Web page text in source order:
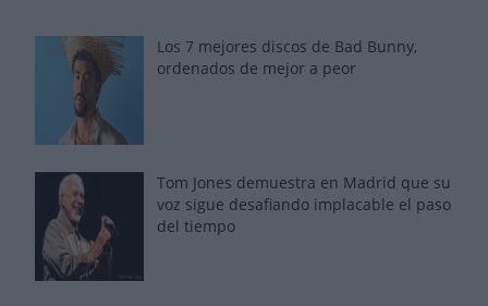
Los 7 mejores discos de Bad Bunny,
ordenados de mejor a peor
Tom Jones demuestra en Madrid que su
voz sigue desafiando implacable el paso
del tiempo